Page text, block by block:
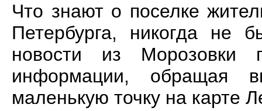
Что знают о поселке
Петербурга, никогда не
новости из Морозовки
информации, обращая
маленькую точку на карте